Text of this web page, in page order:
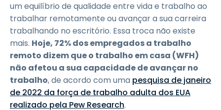
um equilíbrio de qualidade entre vida e trabalho ao
trabalhar remotamente ou avançar a sua carreira
trabalhando no escritório. Essa troca não existe
mais. Hoje, 72% dos empregados a trabalho
remoto dizem que o trabalho em casa (WFH)
não afetou a sua capacidade de avançar no
trabalho, de acordo com uma pesquisa de janeiro
de 2022 da força de trabalho adulta dos EUA
realizado pela Pew Research.